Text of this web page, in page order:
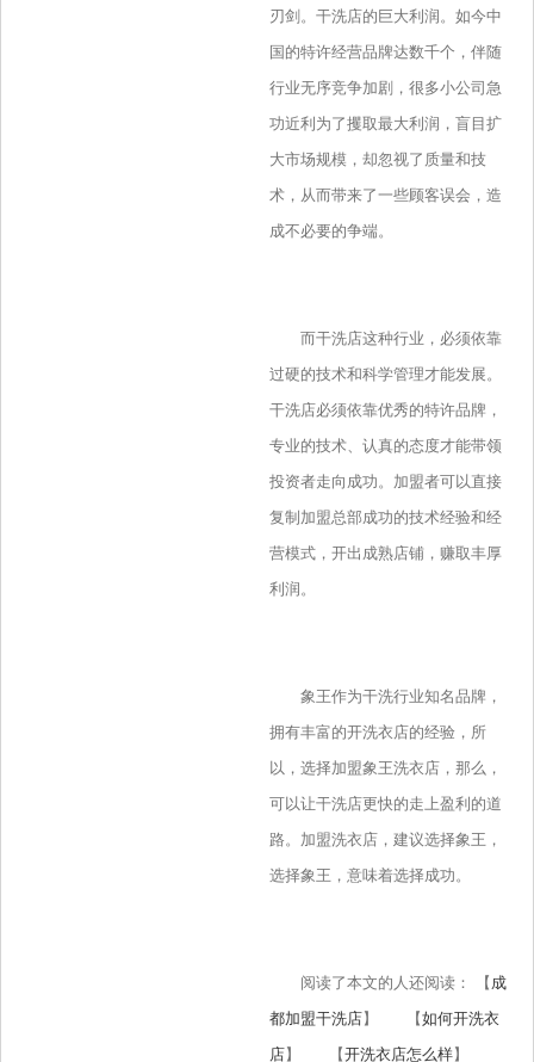
刃剑。干洗店的巨大利润。如今中
国的特许经营品牌达数千个，伴随
行业无序竞争加剧，很多小公司急
功近利为了攫取最大利润，盲目扩
大市场规模，却忽视了质量和技
术，从而带来了一些顾客误会，造
成不必要的争端。
而干洗店这种行业，必须依靠
过硬的技术和科学管理才能发展。
干洗店必须依靠优秀的特许品牌，
专业的技术、认真的态度才能带领
投资者走向成功。加盟者可以直接
复制加盟总部成功的技术经验和经
营模式，开出成熟店铺，赚取丰厚
利润。
象王作为干洗行业知名品牌，
拥有丰富的开洗衣店的经验，所
以，选择加盟象王洗衣店，那么，
可以让干洗店更快的走上盈利的道
路。加盟洗衣店，建议选择象王，
选择象王，意味着选择成功。
阅读了本文的人还阅读： 【 成
都加盟干洗店】 【如何开洗衣
店】 【开洗衣店怎么样】